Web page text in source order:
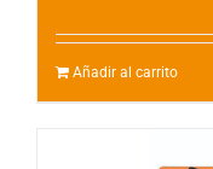
Añadir al carrito